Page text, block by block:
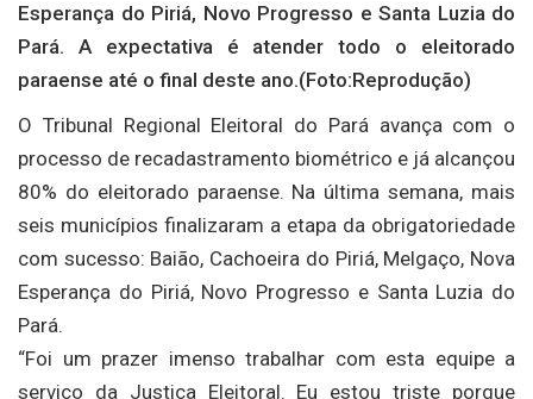
Esperança do Piriá, Novo Progresso e Santa Luzia do
Pará. A expectativa é atender todo o eleitorado
paraense até o final deste ano.(Foto:Reprodução)
O Tribunal Regional Eleitoral do Pará avança com o
processo de recadastramento biométrico e já alcançou
80% do eleitorado paraense. Na última semana, mais
seis municípios finalizaram a etapa da obrigatoriedade
com sucesso: Baião, Cachoeira do Piriá, Melgaço, Nova
Esperança do Piriá, Novo Progresso e Santa Luzia do
Pará.
“Foi um prazer imenso trabalhar com esta equipe a
serviço da Justiça Eleitoral. Eu estou triste porque